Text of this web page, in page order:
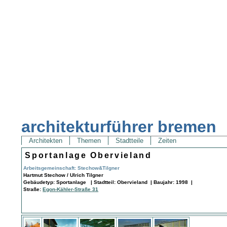
architekturführer bremen
Architekten Themen Stadtteile Zeiten
Sportanlage Obervieland
Arbeitsgemeinschaft: Stechow&Tilgner
Hartmut Stechow / Ulrich Tilgner
Gebäudetyp: Sportanlage | Stadtteil: Obervieland | Baujahr: 1998 |
Straße:Egon-Kähler-Straße 31